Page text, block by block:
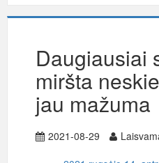
Daugiausiai
miršta
jau mažuma
2021-08-29